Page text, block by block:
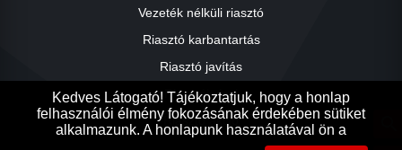
Vezeték nélküli riasztó
Riasztó karbantartás
Riasztó javítás
Riasztók árai
Riasztó akció
Kedves Látogató! Tájékoztatjuk, hogy a honlap
felhasználói élmény fokozásának érdekében sütiket
alkalmazunk. A honlapunk használatával ön a